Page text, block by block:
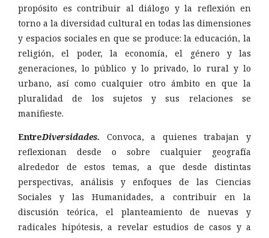
propósito es contribuir al diálogo y la reflexión en
torno a la diversidad cultural en todas las dimensiones
y espacios sociales en que se produce: la educación, la
religión, el poder, la economía, el género y las
generaciones, lo público y lo privado, lo rural y lo
urbano, así como cualquier otro ámbito en que la
pluralidad de los sujetos y sus relaciones se
manifieste.
EntreDiversidades. Convoca, a quienes trabajan y
reflexionan desde o sobre cualquier geografía
alrededor de estos temas, a que desde distintas
perspectivas, análisis y enfoques de las Ciencias
Sociales y las Humanidades, a contribuir en la
discusión teórica, el planteamiento de nuevas y
radicales hipótesis, a revelar estudios de casos y a